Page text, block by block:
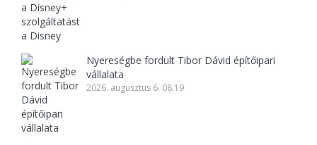
Nyereségbe fordult Tibor Dávid építőipari
vállalata
2026. augusztus 6. 08:19